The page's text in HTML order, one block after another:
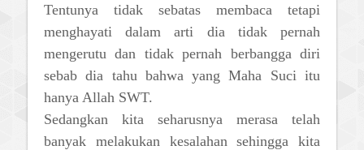
Tentunya tidak sebatas membaca tetapi
menghayati dalam arti dia tidak pernah
mengerutu dan tidak pernah berbangga diri
sebab dia tahu bahwa yang Maha Suci itu
hanya Allah SWT.
Sedangkan kita seharusnya merasa telah
banyak melakukan kesalahan sehingga kita